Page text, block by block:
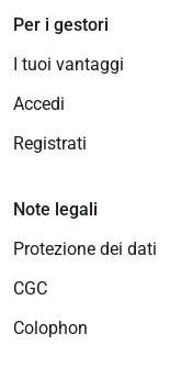
Per i gestori
I tuoi vantaggi
Accedi
Registrati
Note legali
Protezione dei dati
CGC
Colophon